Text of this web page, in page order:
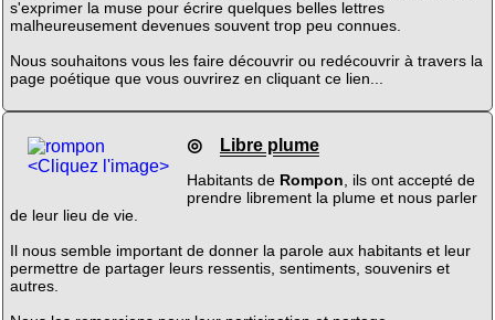
s'exprimer la muse pour écrire quelques belles lettres
malheureusement devenues souvent trop peu connues.
Nous souhaitons vous les faire découvrir ou redécouvrir à travers la
page poétique que vous ouvrirez en cliquant ce lien...
<Cliquez l'image>
◎ Libre plume
Habitants de Rompon , ils ont accepté de
prendre librement la plume et nous parler
de leur lieu de vie.
Il nous semble important de donner la parole aux habitants et leur
permettre de partager leurs ressentis, sentiments, souvenirs et
autres.